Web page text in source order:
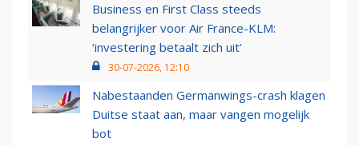
Business en First Class steeds
belangrijker voor Air France-KLM:
‘investering betaalt zich uit’
30-07-2026, 12:10
Nabestaanden Germanwings-crash klagen
Duitse staat aan, maar vangen mogelijk
bot